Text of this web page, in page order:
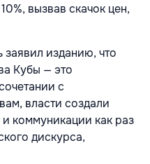
вызвав скачок цен,
изданию, что
Кубы — это
с
власти создали
коммуникации как раз
дискурса,